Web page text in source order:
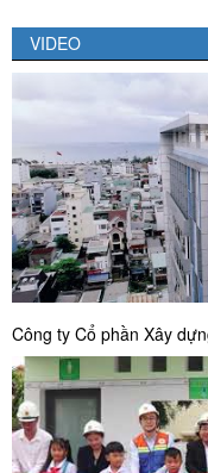
VIDEO
Công ty Cổ phần Xây